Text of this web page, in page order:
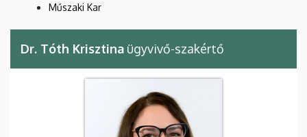
Műszaki Kar
Dr. Tóth Krisztina ügyvivő-szakértő